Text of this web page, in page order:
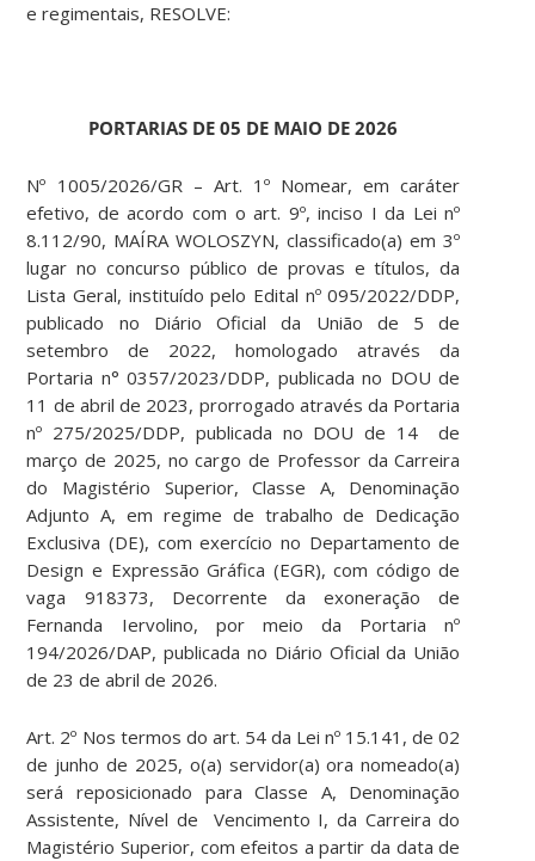
e regimentais, RESOLVE:
PORTARIAS DE 05 DE MAIO DE 2026
Nº 1005/2026/GR – Art. 1º Nomear, em caráter
efetivo, de acordo com o art. 9º, inciso I da Lei nº
8.112/90, MAÍRA WOLOSZYN, classificado(a) em 3º
lugar no concurso público de provas e títulos, da
Lista Geral, instituído pelo Edital nº 095/2022/DDP,
publicado no Diário Oficial da União de 5 de
setembro de 2022, homologado através da
Portaria n° 0357/2023/DDP, publicada no DOU de
11 de abril de 2023, prorrogado através da Portaria
nº 275/2025/DDP, publicada no DOU de 14 de
março de 2025, no cargo de Professor da Carreira
do Magistério Superior, Classe A, Denominação
Adjunto A, em regime de trabalho de Dedicação
Exclusiva (DE), com exercício no Departamento de
Design e Expressão Gráfica (EGR), com código de
vaga 918373, Decorrente da exoneração de
Fernanda Iervolino, por meio da Portaria nº
194/2026/DAP, publicada no Diário Oficial da União
de 23 de abril de 2026.
Art. 2º Nos termos do art. 54 da Lei nº 15.141, de 02
de junho de 2025, o(a) servidor(a) ora nomeado(a)
será reposicionado para Classe A, Denominação
Assistente, Nível de Vencimento I, da Carreira do
Magistério Superior, com efeitos a partir da data de